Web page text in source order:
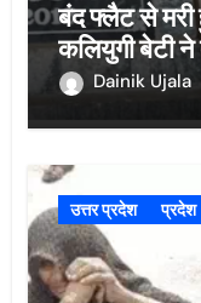
बंद फ्लैट से
कलियुगी बेटी ने
Dainik Ujala
उत्तर प्रदेश प्रदेश